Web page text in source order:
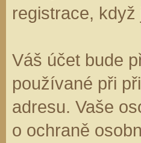
registrace, když
Váš účet bude
používané při
adresu. Vaše
o ochraně